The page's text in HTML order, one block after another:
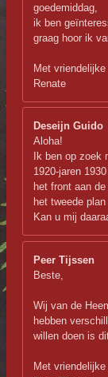
goedemiddag,
ik ben
graag hoor ik
Met vriendelijke
Renate
Deseijn Guido
Aloha!
Ik ben op zoek
1920-jaren
het front aan
het tweede
Kan u mij
Peer Tijssen
Beste,
Wij van de
hebben
willen doen is
Met vriendelijke